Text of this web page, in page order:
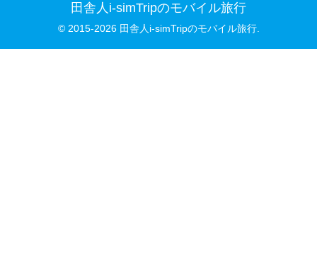
田舎人i-simTripのモバイル旅行
© 2015-2026 田舎人i-simTripのモバイル旅行.